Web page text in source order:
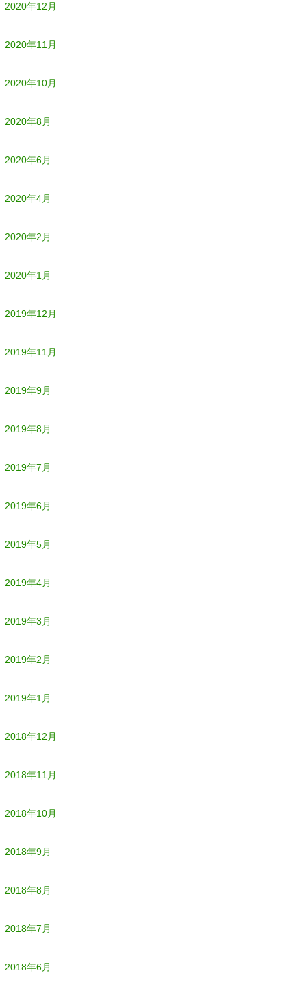
2020年12月
2020年11月
2020年10月
2020年8月
2020年6月
2020年4月
2020年2月
2020年1月
2019年12月
2019年11月
2019年9月
2019年8月
2019年7月
2019年6月
2019年5月
2019年4月
2019年3月
2019年2月
2019年1月
2018年12月
2018年11月
2018年10月
2018年9月
2018年8月
2018年7月
2018年6月